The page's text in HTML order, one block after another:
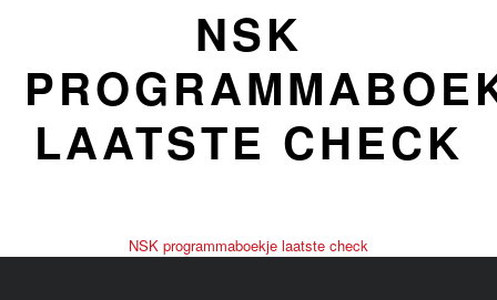
NSK
LAATSTE CHECK
NSK programmaboekje laatste check